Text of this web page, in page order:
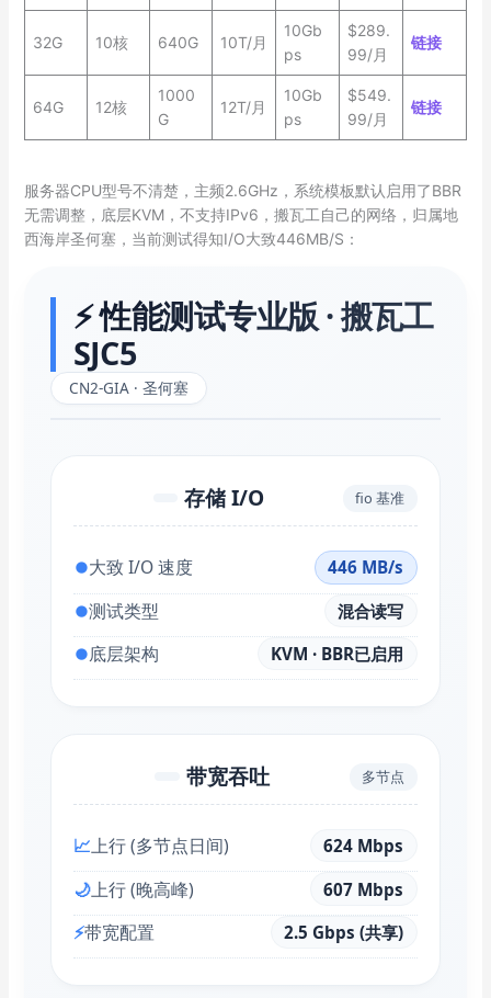
32G 10核 640G 10T/月
10Gb
ps
$289.
99/月
链接
64G 12核
1000
G
12T/月
10Gb
ps
$549.
99/月
链接
服务器CPU型号不清楚，主频2.6GHz，系统模板默认启用了BBR
无需调整，底层KVM，不支持IPv6，搬瓦工自己的网络，归属地
西海岸圣何塞，当前测试得知I/O大致446MB/S：
⚡ 性能测试专业版 · 搬瓦工
SJC5
CN2-GIA · 圣何塞
存储 I/O fio 基准
⏺大致 I/O 速度 446 MB/s
⏺测试类型 混合读写
⏺底层架构 KVM · BBR已启用
带宽吞吐 多节点
📈上行 (多节点日间) 624 Mbps
🌙上行 (晚高峰) 607 Mbps
⚡带宽配置 2.5 Gbps (共享)